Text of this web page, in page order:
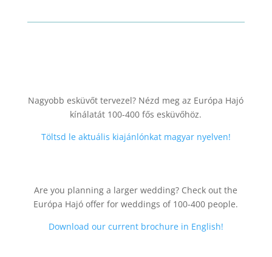
Nagyobb esküvőt tervezel? Nézd meg az Európa Hajó
kínálatát 100-400 fős esküvőhöz.
Töltsd le aktuális kiajánlónkat magyar nyelven!
Are you planning a larger wedding? Check out the
Európa Hajó offer for weddings of 100-400 people.
Download our current brochure in English!